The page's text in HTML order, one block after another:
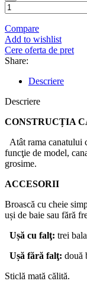
Compare
Add to wishlist
Cere oferta de pret
Share:
Descriere
Descriere
CONSTRUCȚIA
Atât rama canatului
funcţie de model,
grosime.
ACCESORII
Broască cu cheie
uși de baie sau fără
Ușă cu falţ: trei
Ușă fără falţ: două
Sticlă mată călită.